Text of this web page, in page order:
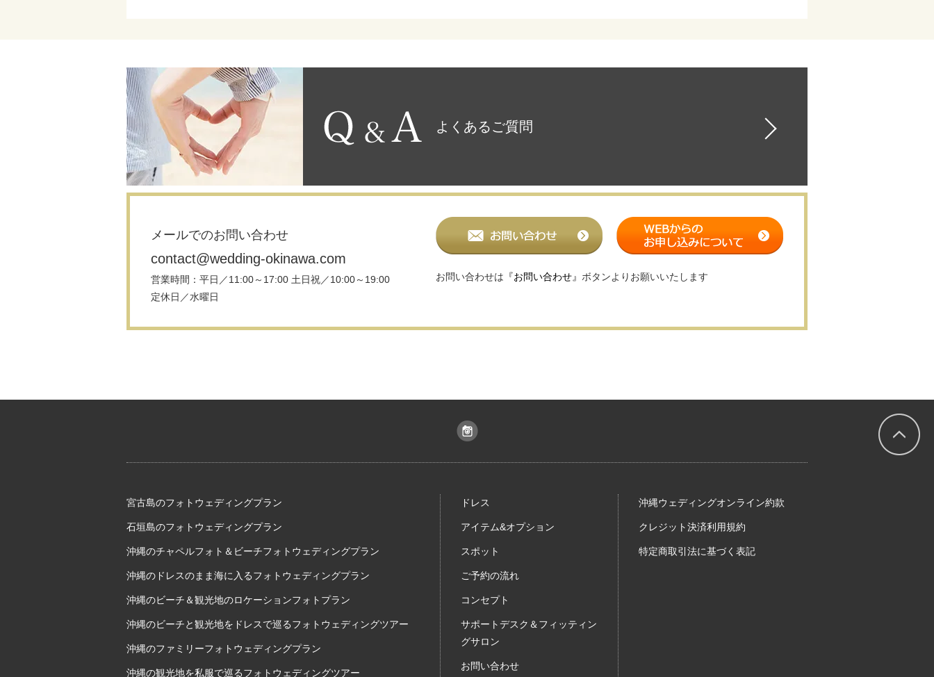
よくあるご質問
メールでのお問い合わせ
contact@wedding-okinawa.com
営業時間：平日／11:00～17:00 土日祝／10:00～19:00
定休日／水曜日
お問い合わせは 『お問い合わせ』 ボタンよりお願いいたします
宮古島のフォトウェディングプラン
石垣島のフォトウェディングプラン
沖縄のチャペルフォト＆ビーチフォトウェディングプラン
沖縄のドレスのまま海に入るフォトウェディングプラン
沖縄のビーチ＆観光地のロケーションフォトプラン
沖縄のビーチと観光地をドレスで巡るフォトウェディングツアー
沖縄のファミリーフォトウェディングプラン
沖縄の観光地を私服で巡るフォトウェディングツアー
ドレス
アイテム&オプション
スポット
ご予約の流れ
コンセプト
サポートデスク＆フィッティン
グサロン
お問い合わせ
沖縄ウェディングオンライン約款
クレジット決済利用規約
特定商取引法に基づく表記